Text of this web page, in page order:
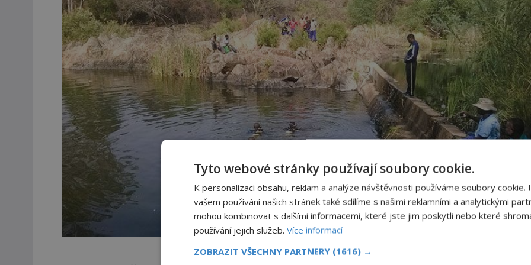
Tyto webové stránky používají soubory cookie.
K personalizaci obsahu, reklam a analýze návštěvnosti používáme soubory cookie.
vašem používání našich stránek také sdílíme s našimi reklamními a analytickými
mohou kombinovat s dalšími informacemi, které jste jim poskytli nebo které
používání jejich služeb. Více informací
ZOBRAZIT VŠECHNY PARTNERY (1616) →